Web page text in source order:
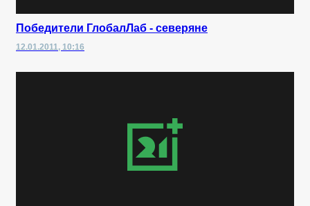
Победители ГлобалЛаб - северяне
12.01.2011, 10:16